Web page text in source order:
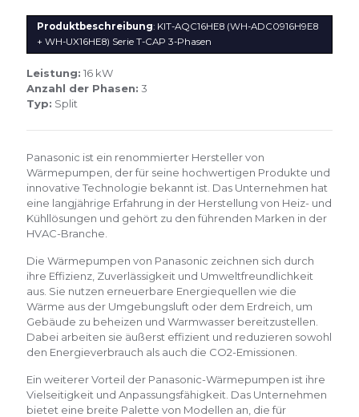
Produktbeschreibung: KIT-AQC16HE8 (WH-ADC0916H9E8
+ WH-UX16HE8) Serie T-CAP 3-Phasen
Leistung: 16 kW
Anzahl der Phasen: 3
Typ: Split
Panasonic ist ein renommierter Hersteller von
Wärmepumpen, der für seine hochwertigen Produkte und
innovative Technologie bekannt ist. Das Unternehmen hat
eine langjährige Erfahrung in der Herstellung von Heiz- und
Kühllösungen und gehört zu den führenden Marken in der
HVAC-Branche.
Die Wärmepumpen von Panasonic zeichnen sich durch
ihre Effizienz, Zuverlässigkeit und Umweltfreundlichkeit
aus. Sie nutzen erneuerbare Energiequellen wie die
Wärme aus der Umgebungsluft oder dem Erdreich, um
Gebäude zu beheizen und Warmwasser bereitzustellen.
Dabei arbeiten sie äußerst effizient und reduzieren sowohl
den Energieverbrauch als auch die CO2-Emissionen.
Ein weiterer Vorteil der Panasonic-Wärmepumpen ist ihre
Vielseitigkeit und Anpassungsfähigkeit. Das Unternehmen
bietet eine breite Palette von Modellen an, die für